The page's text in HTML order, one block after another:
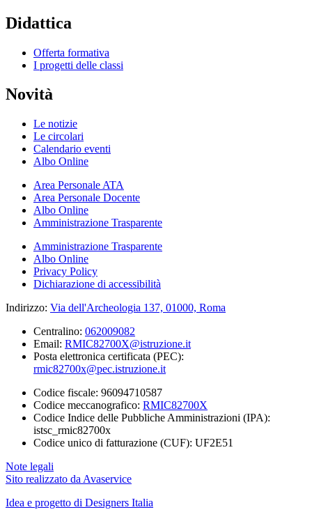
Didattica
Offerta formativa
I progetti delle classi
Novità
Le notizie
Le circolari
Calendario eventi
Albo Online
Area Personale ATA
Area Personale Docente
Albo Online
Amministrazione Trasparente
Amministrazione Trasparente
Albo Online
Privacy Policy
Dichiarazione di accessibilità
Indirizzo: Via dell'Archeologia 137, 01000, Roma
Centralino: 062009082
Email: RMIC82700X@istruzione.it
Posta elettronica certificata (PEC):
rmic82700x@pec.istruzione.it
Codice fiscale: 96094710587
Codice meccanografico: RMIC82700X
Codice Indice delle Pubbliche Amministrazioni (IPA):
istsc_rmic82700x
Codice unico di fatturazione (CUF): UF2E51
Note legali
Sito realizzato da Avaservice
Idea e progetto di Designers Italia